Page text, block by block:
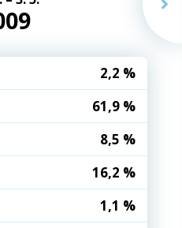
2,2 %
61,9 %
8,5 %
16,2 %
1,1 %